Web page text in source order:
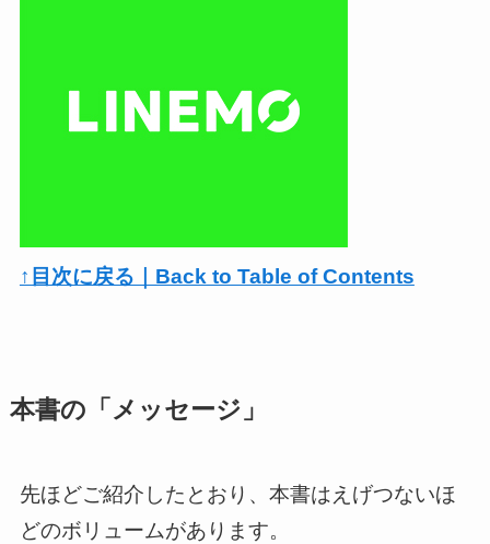
↑目次に戻る｜Back to Table of Contents
本書の「メッセージ」
先ほどご紹介したとおり、本書はえげつないほ
どのボリュームがあります。